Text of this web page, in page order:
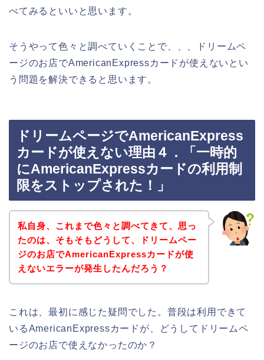
べてみるといいと思います。
そうやって色々と調べていくことで、、、ドリームペ
ージのお店でAmericanExpressカードが使えないとい
う問題を解決できると思います。
ドリームページでAmericanExpress
カードが使えない理由４．「一時的
にAmericanExpressカードの利用制
限をストップされた！」
私自身、これまで色々と調べてきて、思っ
たのは、そもそもどうして、ドリームペー
ジのお店でAmericanExpressカードが使
えないエラーが発生したんだろう？
これは、最初に感じた疑問でした。普段は利用できて
いるAmericanExpressカードが、どうしてドリームペ
ージのお店で使えなかったのか？